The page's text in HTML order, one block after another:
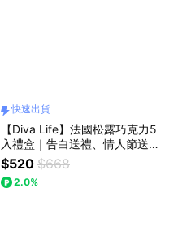
快速出貨
【Diva Life】法國松露巧克力5
入禮盒｜告白送禮、情人節送
禮、快速出貨
$520 $668
2.0%